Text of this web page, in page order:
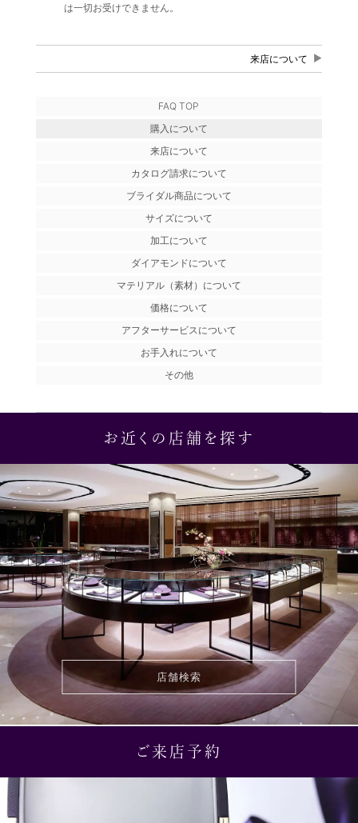
は一切お受けできません。
来店について
FAQ TOP
購入について
来店について
カタログ請求について
ブライダル商品について
サイズについて
加工について
ダイアモンドについて
マテリアル（素材）について
価格について
アフターサービスについて
お手入れについて
その他
お近くの店舗を探す
店舗検索
ご来店予約